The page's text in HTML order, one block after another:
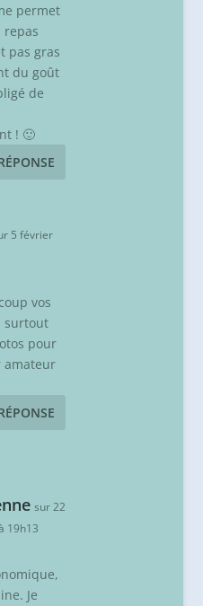
permet
repas
pas gras
du goût
de
! 🙂
5 février
vos
surtout
pour
amateur
sur 22
19h13
Je